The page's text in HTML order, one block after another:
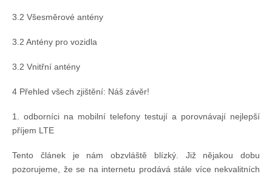
Offshore Cup
Pohár mistrů
Osobnost roku
3.2 Všesměrové antény
3.2 Antény pro vozidla
3.2 Vnitřní antény
4 Přehled všech zjištění: Náš závěr!
1. odborníci na mobilní telefony testují a porovnávají nejlepší
příjem LTE
Tento článek je nám obzvláště blízký. Již nějakou dobu
pozorujeme, že se na internetu prodává stále více nekvalitních